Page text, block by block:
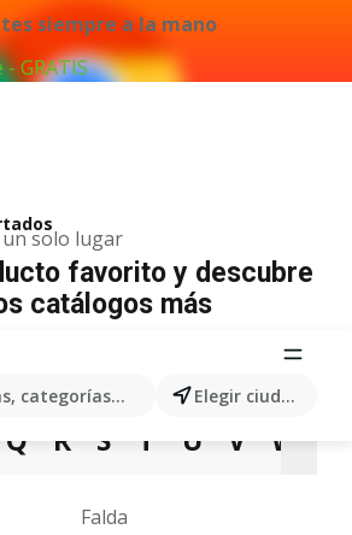
siempre a la mano
GRATIS
solo lugar
categorías, productos... Elegir ciudad
favorito y descubre
catálogos más
D E F H I J
Q R S T U V W
Falda